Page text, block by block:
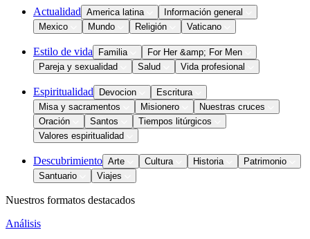
Actualidad America latina
Información general
Mexico
Mundo Religión Vaticano
Estilo de vida Familia
For Her &amp; For Men
Pareja y sexualidad
Salud Vida profesional
Espiritualidad Devocion
Escritura
Misa y sacramentos
Misionero
Nuestras cruces
Oración
Santos
Tiempos litúrgicos
Valores espiritualidad
Descubrimiento Arte Cultura Historia
Patrimonio
Santuario
Viajes
Nuestros formatos destacados
Análisis